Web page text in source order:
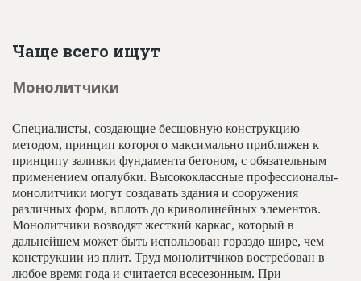
Чаще всего ищут
Монолитчики
Специалисты, создающие бесшовную конструкцию
методом, принцип которого максимально приближен к
принципу заливки фундамента бетоном, с обязательным
применением опалубки. Высококлассные профессионалы-
монолитчики могут создавать здания и сооружения
различных форм, вплоть до криволинейных элементов.
Монолитчики возводят жесткий каркас, который в
дальнейшем может быть использован гораздо шире, чем
конструкции из плит. Труд монолитчиков востребован в
любое время года и считается всесезонным. При